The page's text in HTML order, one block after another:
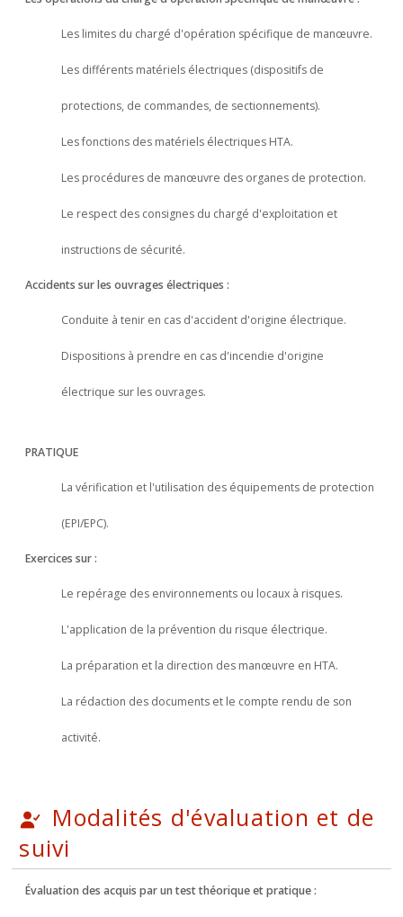
Les limites du chargé d'opération spécifique de manœuvre.
Les différents matériels électriques (dispositifs de
protections, de commandes, de sectionnements).
Les fonctions des matériels électriques HTA.
Les procédures de manœuvre des organes de protection.
Le respect des consignes du chargé d'exploitation et
instructions de sécurité.
Accidents sur les ouvrages électriques :
Conduite à tenir en cas d'accident d'origine électrique.
Dispositions à prendre en cas d'incendie d'origine
électrique sur les ouvrages.
PRATIQUE
La vérification et l'utilisation des équipements de protection
(EPI/EPC).
Exercices sur :
Le repérage des environnements ou locaux à risques.
L'application de la prévention du risque électrique.
La préparation et la direction des manœuvre en HTA.
La rédaction des documents et le compte rendu de son
activité.
Modalités d'évaluation et de
suivi
Évaluation des acquis par un test théorique et pratique :